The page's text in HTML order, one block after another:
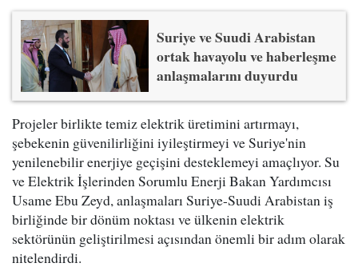
Suriye ve Suudi Arabistan
ortak havayolu ve haberleşme
anlaşmalarını duyurdu
Projeler birlikte temiz elektrik üretimini artırmayı,
şebekenin güvenilirliğini iyileştirmeyi ve Suriye'nin
yenilenebilir enerjiye geçişini desteklemeyi amaçlıyor. Su
ve Elektrik İşlerinden Sorumlu Enerji Bakan Yardımcısı
Usame Ebu Zeyd, anlaşmaları Suriye-Suudi Arabistan iş
birliğinde bir dönüm noktası ve ülkenin elektrik
sektörünün geliştirilmesi açısından önemli bir adım olarak
nitelendirdi.